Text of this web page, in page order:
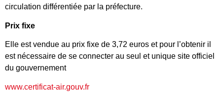
circulation différentiée par la préfecture.
Prix fixe
Elle est vendue au prix fixe de 3,72 euros et pour l’obtenir il
est nécessaire de se connecter au seul et unique site officiel
du gouvernement
www.certificat-air.gouv.fr